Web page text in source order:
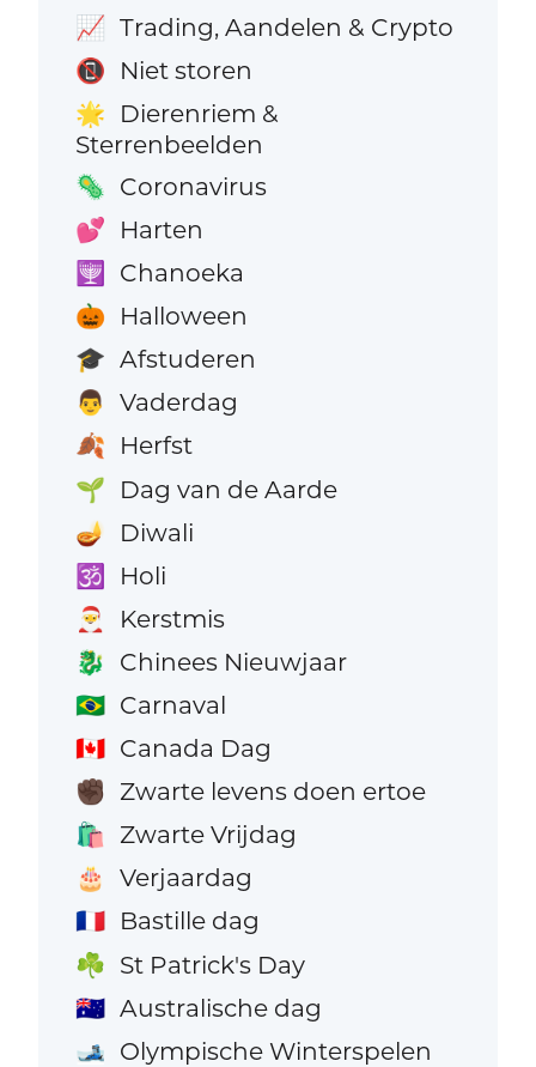
📈 Trading, Aandelen & Crypto
📵 Niet storen
🌟
Dierenriem &
Sterrenbeelden
🦠 Coronavirus
💕 Harten
🕎 Chanoeka
🎃 Halloween
🎓 Afstuderen
👨 Vaderdag
🍂 Herfst
🌱 Dag van de Aarde
🪔 Diwali
🕉️ Holi
🎅 Kerstmis
🐉 Chinees Nieuwjaar
🇧🇷 Carnaval
🇨🇦 Canada Dag
✊🏿 Zwarte levens doen ertoe
🛍️ Zwarte Vrijdag
🎂 Verjaardag
🇫🇷 Bastille dag
☘️ St Patrick's Day
🇦🇺 Australische dag
🎿 Olympische Winterspelen